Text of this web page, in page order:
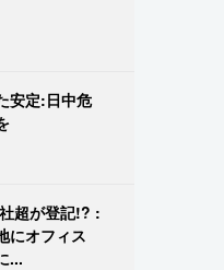
安定:日中危
超が登記!? :
にオフィス
...